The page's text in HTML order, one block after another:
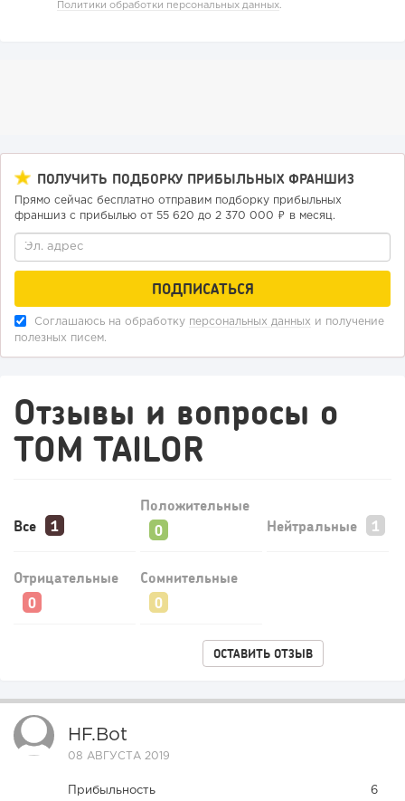
Политики обработки персональных данных.
ПОЛУЧИТЬ ПОДБОРКУ ПРИБЫЛЬНЫХ ФРАНШИЗ
Прямо сейчас бесплатно отправим подборку прибыльных
франшиз с прибылью от 55 620 до 2 370 000 ₽ в месяц.
Соглашаюсь на обработку персональных данных и получение
полезных писем.
Отзывы и вопросы о
TOM TAILOR
Все
Положительные
Нейтральные
Отрицательные Сомнительные
ОСТАВИТЬ ОТЗЫВ
HF.bot
08 АВГУСТА 2019
Прибыльность 6